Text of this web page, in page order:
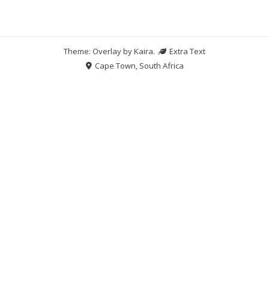
Theme: Overlay byKaira.
Extra Text
Cape Town, South Africa